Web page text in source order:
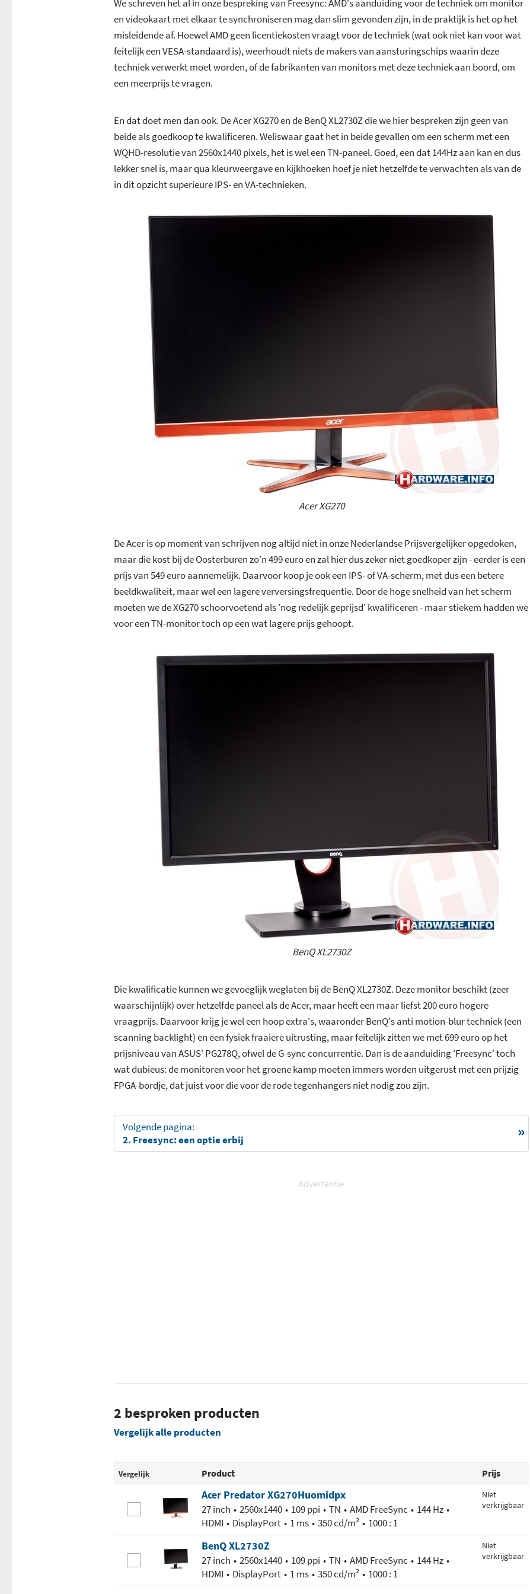
We schreven het al in onze bespreking van Freesync: AMD's aanduiding voor de techniek om monitor
en videokaart met elkaar te synchroniseren mag dan slim gevonden zijn, in de praktijk is het op het
misleidende af. Hoewel AMD geen licentiekosten vraagt voor de techniek (wat ook niet kan voor wat
feitelijk een VESA-standaard is), weerhoudt niets de makers van aansturingschips waarin deze
techniek verwerkt moet worden, of de fabrikanten van monitors met deze techniek aan boord, om
een meerprijs te vragen.
En dat doet men dan ook. De Acer XG270 en de BenQ XL2730Z die we hier bespreken zijn geen van
beide als goedkoop te kwalificeren. Weliswaar gaat het in beide gevallen om een scherm met een
WQHD-resolutie van 2560x1440 pixels, het is wel een TN-paneel. Goed, een dat 144Hz aan kan en dus
lekker snel is, maar qua kleurweergave en kijkhoeken hoef je niet hetzelfde te verwachten als van de
in dit opzicht superieure IPS- en VA-technieken.
Acer XG270
De Acer is op moment van schrijven nog altijd niet in onze Nederlandse Prijsvergelijker opgedoken,
maar die kost bij de Oosterburen zo'n 499 euro en zal hier dus zeker niet goedkoper zijn - eerder is een
prijs van 549 euro aannemelijk. Daarvoor koop je ook een IPS- of VA-scherm, met dus een betere
beeldkwaliteit, maar wel een lagere verversingsfrequentie. Door de hoge snelheid van het scherm
moeten we de XG270 schoorvoetend als 'nog redelijk geprijsd' kwalificeren - maar stiekem hadden we
voor een TN-monitor toch op een wat lagere prijs gehoopt.
BenQ XL2730Z
Die kwalificatie kunnen we gevoeglijk weglaten bij de BenQ XL2730Z. Deze monitor beschikt (zeer
waarschijnlijk) over hetzelfde paneel als de Acer, maar heeft een maar liefst 200 euro hogere
vraagprijs. Daarvoor krijg je wel een hoop extra's, waaronder BenQ's anti motion-blur techniek (een
scanning backlight) en een fysiek fraaiere uitrusting, maar feitelijk zitten we met 699 euro op het
prijsniveau van ASUS' PG278Q, ofwel de G-sync concurrentie. Dan is de aanduiding 'Freesync' toch
wat dubieus: de monitoren voor het groene kamp moeten immers worden uitgerust met een prijzig
FPGA-bordje, dat juist voor die voor de rode tegenhangers niet nodig zou zijn.
Volgende pagina:
2. Freesync: een optie erbij
Advertentie
2 besproken producten
Vergelijk alle producten
Vergelijk Product Prijs
Acer Predator XG270Huomidpx
27 inch 2560x1440 109 ppi TN AMD FreeSync
144 Hz
HDMI
DisplayPort 1 ms 350 cd/m² 1000 : 1
Niet
verkrijgbaar
BenQ XL2730Z
27 inch 2560x1440 109 ppi TN AMD FreeSync
144 Hz
HDMI
DisplayPort 1 ms 350 cd/m² 1000 : 1
Niet
verkrijgbaar